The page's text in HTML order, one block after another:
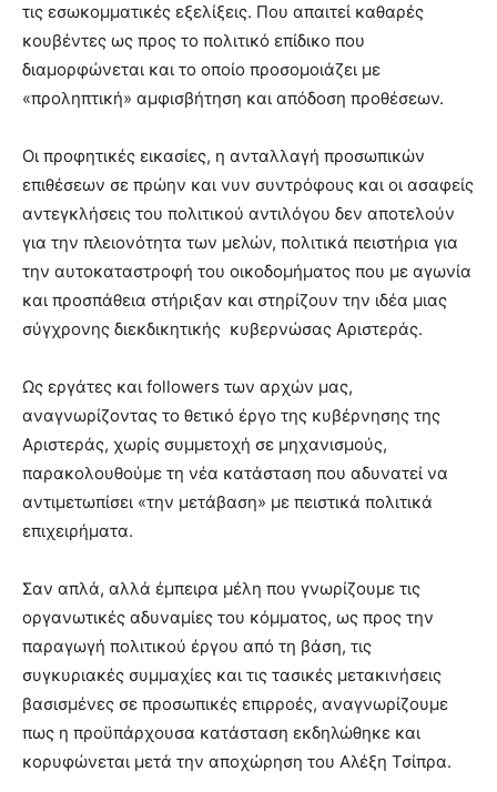
τις εσωκομματικές εξελίξεις. Που απαιτεί καθαρές
κουβέντες ως προς το πολιτικό επίδικο που
διαμορφώνεται και το οποίο προσομοιάζει με
«προληπτική» αμφισβήτηση και απόδοση προθέσεων.
Οι προφητικές εικασίες, η ανταλλαγή προσωπικών
επιθέσεων σε πρώην και νυν συντρόφους και οι ασαφείς
αντεγκλήσεις του πολιτικού αντιλόγου δεν αποτελούν
για την πλειονότητα των μελών, πολιτικά πειστήρια για
την αυτοκαταστροφή του οικοδομήματος που με αγωνία
και προσπάθεια στήριξαν και στηρίζουν την ιδέα μιας
σύγχρονης διεκδικητικής κυβερνώσας Αριστεράς.
Ως εργάτες και followers των αρχών μας,
αναγνωρίζοντας το θετικό έργο της κυβέρνησης της
Αριστεράς, χωρίς συμμετοχή σε μηχανισμούς,
παρακολουθούμε τη νέα κατάσταση που αδυνατεί να
αντιμετωπίσει «την μετάβαση» με πειστικά πολιτικά
επιχειρήματα.
Σαν απλά, αλλά έμπειρα μέλη που γνωρίζουμε τις
οργανωτικές αδυναμίες του κόμματος, ως προς την
παραγωγή πολιτικού έργου από τη βάση, τις
συγκυριακές συμμαχίες και τις τασικές μετακινήσεις
βασισμένες σε προσωπικές επιρροές, αναγνωρίζουμε
πως η προϋπάρχουσα κατάσταση εκδηλώθηκε και
κορυφώνεται μετά την αποχώρηση του Αλέξη Τσίπρα.